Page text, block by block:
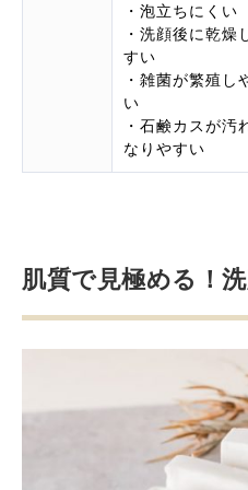
・泡立ちにくい
・洗顔後に乾燥
すい
・雑菌が繁殖し
い
・石鹸カスが汚
なりやすい
肌質で見極める！